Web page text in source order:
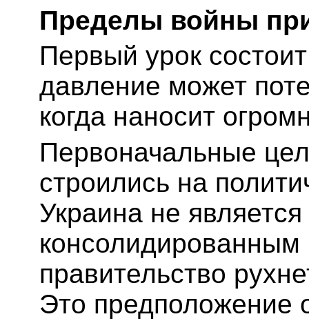
Пределы войны
Первый урок
давление может
когда наносит
Первоначальные
строились на
Украина не
консолидированным
правительство
Это предположение